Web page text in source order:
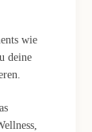
wie
deine